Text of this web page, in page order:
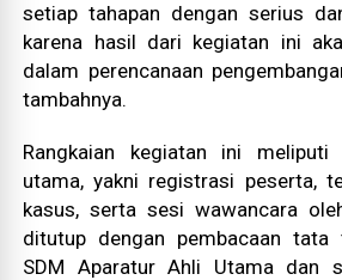
setiap tahapan dengan serius
karena hasil dari kegiatan ini
dalam perencanaan
tambahnya.
Rangkaian kegiatan ini meliputi
utama, yakni registrasi peserta,
kasus, serta sesi wawancara
ditutup dengan pembacaan
SDM Aparatur Ahli Utama dan